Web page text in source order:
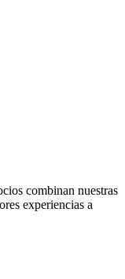
combinan nuestras
experiencias a